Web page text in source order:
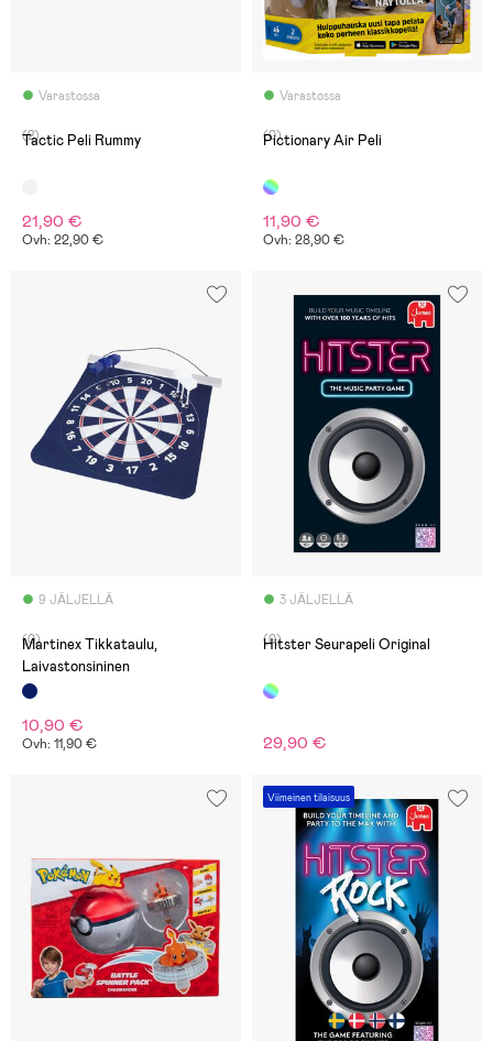
Varastossa
(2)
Tactic Peli Rummy
21,90 €
Ovh: 22,90 €
Varastossa
(0)
Pictionary Air Peli
11,90 €
Ovh: 28,90 €
9 JÄLJELLÄ
(0)
Martinex Tikkataulu,
Laivastonsininen
10,90 €
Ovh: 11,90 €
3 JÄLJELLÄ
(0)
Hitster Seurapeli Original
29,90 €
Viimeinen tilaisuus